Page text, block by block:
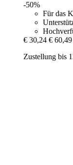
-50%
Für das
€ 30,24 € 60,49
Zustellung bis